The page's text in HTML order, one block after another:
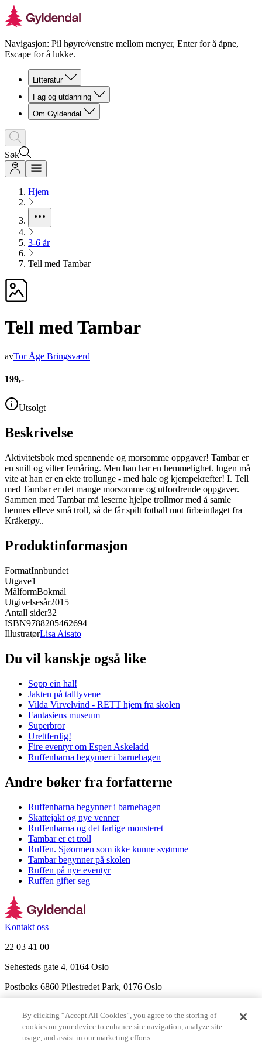
Navigasjon: Pil høyre/venstre mellom menyer, Enter for å åpne,
Escape for å lukke.
Litteratur
Fag og utdanning
Om Gyldendal
Søk
Hjem
3-6 år
Tell med Tambar
Tell med Tambar
avTor Åge Bringsværd
199,-
Utsolgt
Beskrivelse
Aktivitetsbok med spennende og morsomme oppgaver! Tambar er
en snill og vilter femåring. Men han har en hemmelighet. Ingen må
vite at han er en ekte trollunge - med hale og kjempekrefter! I. Tell
med Tambar er det mange morsomme og utfordrende oppgaver.
Sammen med Tambar må leserne hjelpe trollmor med å samle
hennes elleve små troll, så de får spilt fotball mot firbeintlaget fra
Kråkerøy..
Produktinformasjon
FormatInnbundet
Utgave1
MålformBokmål
Utgivelsesår2015
Antall sider32
ISBN9788205462694
IllustratørLisa Aisato
Du vil kanskje også like
Sopp ein hal!
Jakten på talltyvene
Vilda Virvelvind - RETT hjem fra skolen
Fantasiens museum
Superbror
Urettferdig!
Fire eventyr om Espen Askeladd
Ruffenbarna begynner i barnehagen
Andre bøker fra forfatterne
Ruffenbarna begynner i barnehagen
Skattejakt og nye venner
Ruffenbarna og det farlige monsteret
Tambar er et troll
Ruffen. Sjøormen som ikke kunne svømme
Tambar begynner på skolen
Ruffen på nye eventyr
Ruffen gifter seg
Kontakt oss
22 03 41 00
Sehesteds gate 4, 0164 Oslo
Postboks 6860 Pilestredet Park, 0176 Oslo
Nyhetsbrev
Ledige stillinger
By clicking “Accept All Cookies”, you agree to the storing of
cookies on your device to enhance site navigation, analyze site
usage, and assist in our marketing efforts.